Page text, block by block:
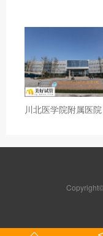
川北医学院附属医院